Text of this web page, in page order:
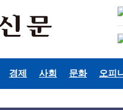
경제 사회 문화 오피